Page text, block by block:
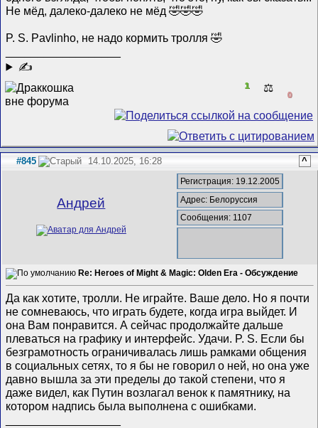
Не мëд, далеко-далеко не мëд 🤣🤣🤣
P. S. Pavlinho, не надо кормить тролля 🤣
✍
1 ⚖️
0
#845 14.10.2025, 16:28 ^
Андрей
Регистрация: 19.12.2005
Адрес: Белоруссия
Сообщения: 1107
Re: Heroes of Might & Magic: Olden Era - Обсуждение
Да как хотите, тролли. Не играйте. Ваше дело. Но я почти
не сомневаюсь, что играть будете, когда игра выйдет. И
она Вам понравится. А сейчас продолжайте дальше
плеваться на графику и интерфейс. Удачи. P. S. Если бы
безграмотность ограничивалась лишь рамками общения
в социальных сетях, то я бы не говорил о ней, но она уже
давно вышла за эти пределы до такой степени, что я
даже видел, как Путин возлагал венок к памятнику, на
котором надпись была выполнена с ошибками.